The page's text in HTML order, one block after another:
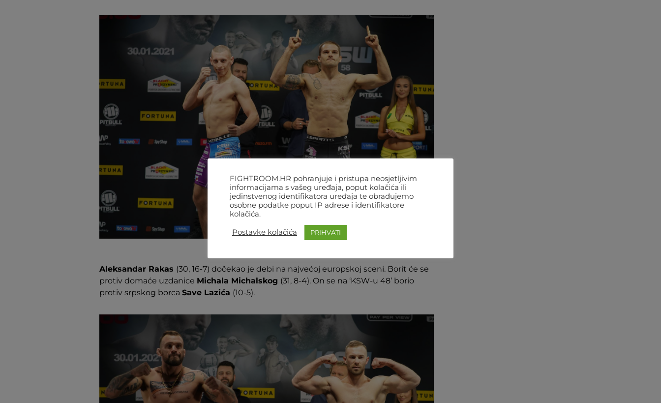
Aleksandar Rakas (30, 16-7) dočekao je debi na najvećoj europskoj sceni. Borit će se
protiv domaće uzdanice Michala Michalskog (31, 8-4). On se na ‘KSW-u 48’ borio
protiv srpskog borca Save Lazića (10-5).
FIGHTROOM.HR pohranjuje i pristupa neosjetljivim
informacijama s vašeg uređaja, poput kolačića ili
jedinstvenog identifikatora uređaja te obrađujemo
osobne podatke poput IP adrese i identifikatore
kolačića.
Postavke kolačića PRIHVATI